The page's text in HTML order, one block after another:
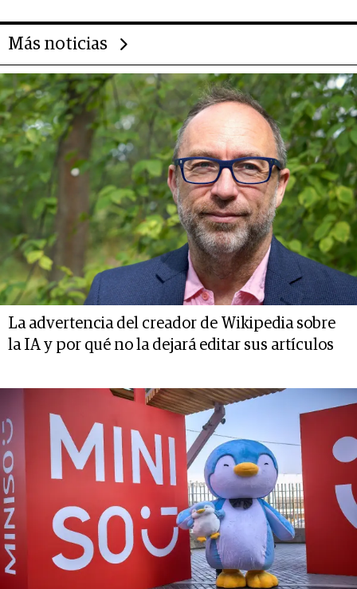
Más noticias
La advertencia del creador de Wikipedia sobre
la IA y por qué no la dejará editar sus artículos